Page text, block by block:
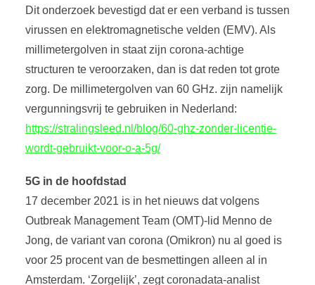
Dit onderzoek bevestigd dat er een verband is tussen
virussen en elektromagnetische velden (EMV). Als
millimetergolven in staat zijn corona-achtige
structuren te veroorzaken, dan is dat reden tot grote
zorg. De millimetergolven van 60 GHz. zijn namelijk
vergunningsvrij te gebruiken in Nederland:
https://stralingsleed.nl/blog/60-ghz-zonder-licentie-
wordt-gebruikt-voor-o-a-5g/
5G in de hoofdstad
17 december 2021 is in het nieuws dat volgens
Outbreak Management Team (OMT)-lid Menno de
Jong, de variant van corona (Omikron) nu al goed is
voor 25 procent van de besmettingen alleen al in
Amsterdam. ‘Zorgelijk’, zegt coronadata-analist